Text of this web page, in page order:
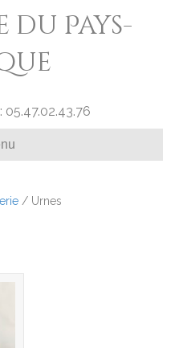
Pays-
/ Urnes